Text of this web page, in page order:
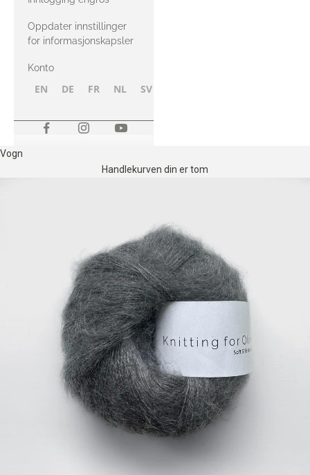
Oppdater innstillinger
for informasjonskapsler
Konto
EN DE FR NL SV
Vogn
Handlekurven din er tom